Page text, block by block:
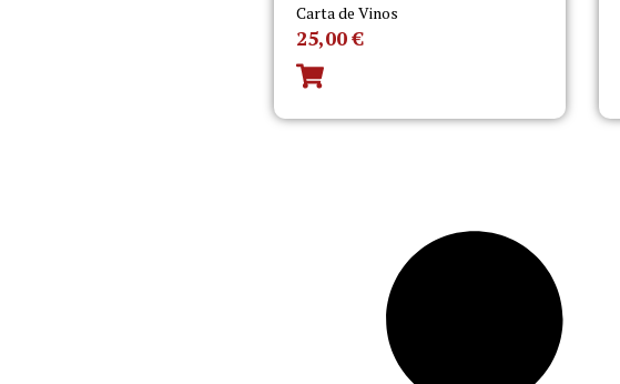
Carta de Vinos
25,00€